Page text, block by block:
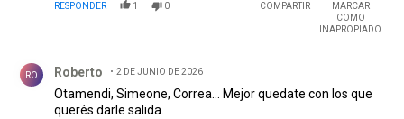
RESPONDER 1 0 COMPARTIR
MARCAR
COMO
INAPROPIADO
RO Roberto 2 DE JUNIO DE 2026
Otamendi, Simeone, Correa... Mejor quedate con los que
querés darle salida.